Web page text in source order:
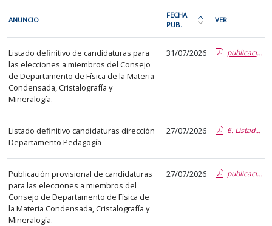
cada
fila
de
la
siguiente
tabla
encontrará
los
anuncios
del
tablón
seleccionado
previamente.
En
electorales
ANUNCIO
FECHA
PUB.
Ordena
la
tabla
publicación:
más
o
antigua
VER
Listado definitivo de candidaturas para
las elecciones a miembros del Consejo
de Departamento de Física de la Materia
Condensada, Cristalografía y
Mineralogía.
31/07/2026 publicacion_lista_definitiva_candidaturas_v2.report.pdf.pdf
Listado definitivo candidaturas dirección
Departamento Pedagogía
27/07/2026 6. Listado definitivo candidatos.report.pdf.pdf
Publicación provisional de candidaturas
para las elecciones a miembros del
Consejo de Departamento de Física de
la Materia Condensada, Cristalografía y
Mineralogía.
27/07/2026 publicacion_lista_provisional_candidaturas_v2.report.pdf.pdf